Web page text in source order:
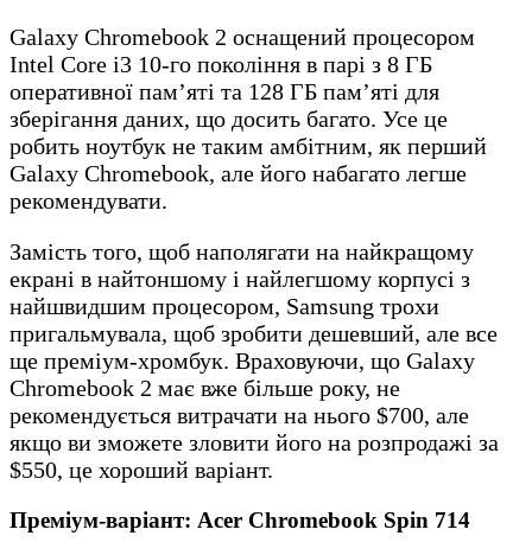
Galaxy Chromebook 2 оснащений процесором
Intel Core i3 10-го покоління в парі з 8 ГБ
оперативної пам’яті та 128 ГБ пам’яті для
зберігання даних, що досить багато. Усе це
робить ноутбук не таким амбітним, як перший
Galaxy Chromebook, але його набагато легше
рекомендувати.
Замість того, щоб наполягати на найкращому
екрані в найтоншому і найлегшому корпусі з
найшвидшим процесором, Samsung трохи
пригальмувала, щоб зробити дешевший, але все
ще преміум-хромбук. Враховуючи, що Galaxy
Chromebook 2 має вже більше року, не
рекомендується витрачати на нього $700, але
якщо ви зможете зловити його на розпродажі за
$550, це хороший варіант.
Преміум-варіант: Acer Chromebook Spin 714